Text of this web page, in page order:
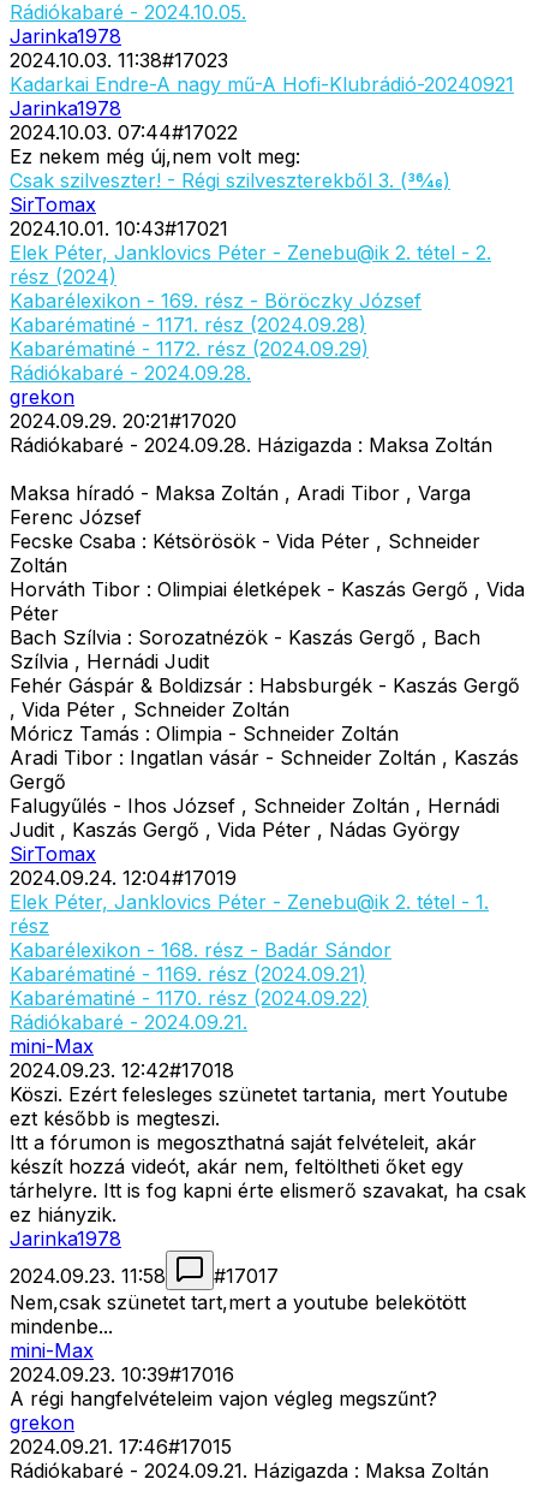
Rádiókabaré - 2024.10.05.
Jarinka1978
2024.10.03. 11:38#17023
Kadarkai Endre-A nagy mű-A Hofi-Klubrádió-20240921
Jarinka1978
2024.10.03. 07:44#17022
Ez nekem még új,nem volt meg:
Csak szilveszter! - Régi szilveszterekből 3. (36⁄46)
SirTomax
2024.10.01. 10:43#17021
Elek Péter, Janklovics Péter - Zenebu@ik 2. tétel - 2.
rész (2024)
Kabarélexikon - 169. rész - Böröczky József
Kabarématiné - 1171. rész (2024.09.28)
Kabarématiné - 1172. rész (2024.09.29)
Rádiókabaré - 2024.09.28.
grekon
2024.09.29. 20:21#17020
Rádiókabaré - 2024.09.28. Házigazda : Maksa Zoltán
Maksa híradó - Maksa Zoltán , Aradi Tibor , Varga
Ferenc József
Fecske Csaba : Kétsörösök - Vida Péter , Schneider
Zoltán
Horváth Tibor : Olimpiai életképek - Kaszás Gergő , Vida
Péter
Bach Szílvia : Sorozatnézök - Kaszás Gergő , Bach
Szílvia , Hernádi Judit
Fehér Gáspár & Boldizsár : Habsburgék - Kaszás Gergő
, Vida Péter , Schneider Zoltán
Móricz Tamás : Olimpia - Schneider Zoltán
Aradi Tibor : Ingatlan vásár - Schneider Zoltán , Kaszás
Gergő
Falugyűlés - Ihos József , Schneider Zoltán , Hernádi
Judit , Kaszás Gergő , Vida Péter , Nádas György
SirTomax
2024.09.24. 12:04#17019
Elek Péter, Janklovics Péter - Zenebu@ik 2. tétel - 1.
rész
Kabarélexikon - 168. rész - Badár Sándor
Kabarématiné - 1169. rész (2024.09.21)
Kabarématiné - 1170. rész (2024.09.22)
Rádiókabaré - 2024.09.21.
mini-Max
2024.09.23. 12:42#17018
Köszi. Ezért felesleges szünetet tartania, mert Youtube
ezt később is megteszi.
Itt a fórumon is megoszthatná saját felvételeit, akár
készít hozzá videót, akár nem, feltöltheti őket egy
tárhelyre. Itt is fog kapni érte elismerő szavakat, ha csak
ez hiányzik.
Jarinka1978
2024.09.23. 11:58
#17017
Nem,csak szünetet tart,mert a youtube belekötött
mindenbe...
mini-Max
2024.09.23. 10:39#17016
A régi hangfelvételeim vajon végleg megszűnt?
grekon
2024.09.21. 17:46#17015
Rádiókabaré - 2024.09.21. Házigazda : Maksa Zoltán